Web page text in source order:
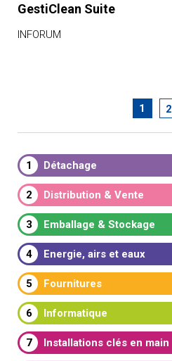
GestiClean Suite
INFORUM
1 2
1 Détachage
2 Distribution & Vente
3 Emballage & Stockage
4 Energie, airs et eaux
5 Fournitures
6 Informatique
7 Installations clés en main